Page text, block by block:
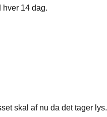
14 dag.
skal af nu da det tager lys.